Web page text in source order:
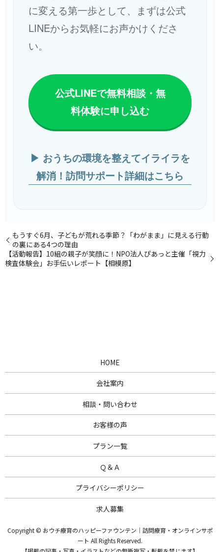
に変える第一歩として、まずは公式
LINEからお気軽にお声かけくださ
い。
公式LINEで無料相談・無
料体験に申し込む
▶ おうちの環境を整えてイライラを
解消！訪問サポート詳細はこちら
もうすぐ6月、子どもが荒れる季節？「わがまま」に見える行動
の裏にある4つの理由
【活動報告】10組の親子が笑顔に！NPO法人ぴあっと主催「視力
検査体験会」お手伝いレポート【相模原】
HOME
会社案内
相談・問い合わせ
お客様の声
プラン一覧
Ｑ＆Ａ
プライバシーポリシー
求人募集
Copyright © おウチ療育のハッピーファウンテン｜訪問療育・オンラインサポ
ート All Rights Reserved.